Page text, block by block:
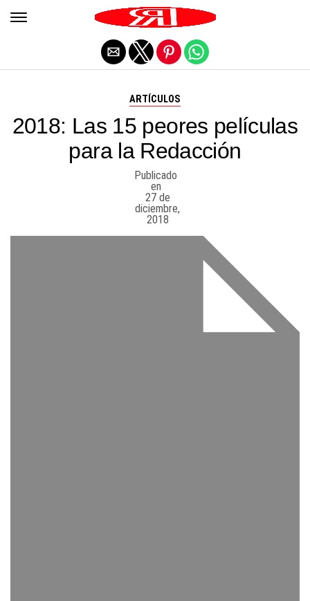
ARTÍCULOS
2018: Las 15 peores películas
para la Redacción
Publicado
en
27 de
diciembre,
2018
Salir de la versión móvil